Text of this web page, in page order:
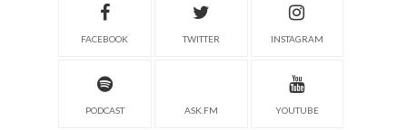
FACEBOOK TWITTER INSTAGRAM
PODCAST ASK.FM YOUTUBE